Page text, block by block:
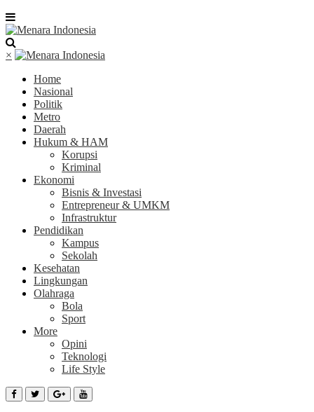
×
Home
Nasional
Politik
Metro
Daerah
Hukum & HAM
Korupsi
Kriminal
Ekonomi
Bisnis & Investasi
Entrepreneur & UMKM
Infrastruktur
Pendidikan
Kampus
Sekolah
Kesehatan
Lingkungan
Olahraga
Bola
Sport
More
Opini
Teknologi
Life Style